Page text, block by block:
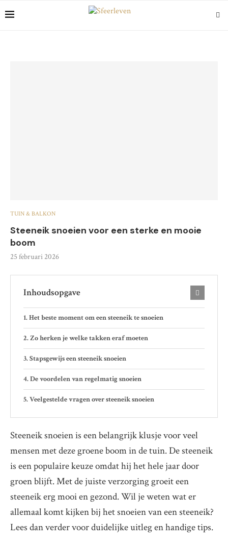
TUIN & BALKON
Steeneik snoeien voor een sterke en mooie
boom
25 februari 2026
Inhoudsopgave
Het beste moment om een steeneik te snoeien
Zo herken je welke takken eraf moeten
Stapsgewijs een steeneik snoeien
De voordelen van regelmatig snoeien
Veelgestelde vragen over steeneik snoeien
Steeneik snoeien is een belangrijk klusje voor veel
mensen met deze groene boom in de tuin. De steeneik
is een populaire keuze omdat hij het hele jaar door
groen blijft. Met de juiste verzorging groeit een
steeneik erg mooi en gezond. Wil je weten wat er
allemaal komt kijken bij het snoeien van een steeneik?
Lees dan verder voor duidelijke uitleg en handige tips.